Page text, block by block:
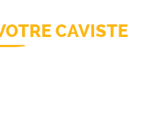
CAVISTE